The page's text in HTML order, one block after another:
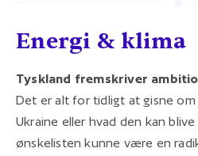
Energi & klima
Tyskland fremskriver
Det er alt for tidligt at gisne
Ukraine eller hvad den kan
ønskelisten kunne være en